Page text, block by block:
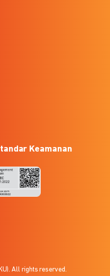
Keamanan
All rights reserved.